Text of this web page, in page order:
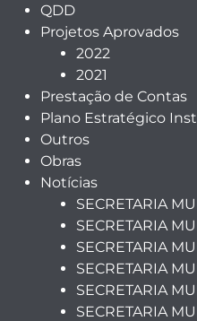
QDD
Projetos Aprovados
2022
2021
Prestação de Contas
Plano Estratégico
Outros
Obras
Notícias
SECRETARIA
SECRETARIA
SECRETARIA
SECRETARIA
SECRETARIA
SECRETARIA